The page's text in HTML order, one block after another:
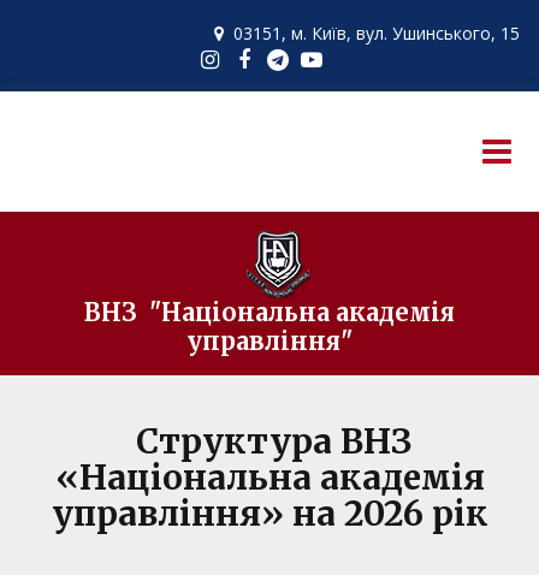
 03151, м. Київ, вул. Ушинського, 15
ВНЗ "Національна академія
управління"
Cтруктура ВНЗ
«Національна академія
управління» на 2026 рік